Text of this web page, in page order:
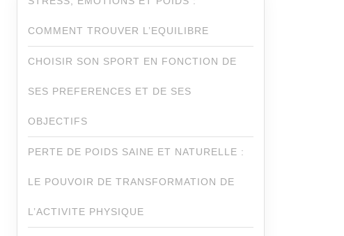
COMMENT TROUVER L’EQUILIBRE
CHOISIR SON SPORT EN FONCTION DE
SES PREFERENCES ET DE SES
OBJECTIFS
PERTE DE POIDS SAINE ET NATURELLE :
LE POUVOIR DE TRANSFORMATION DE
L’ACTIVITE PHYSIQUE